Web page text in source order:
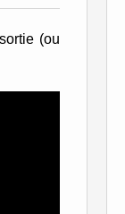
(ou